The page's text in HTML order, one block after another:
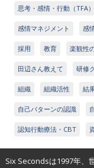
思考・感情・行動（TFA）
感情マネジメント 感
採用 教育 楽観性
田辺さん教えて 研修
組織 組織活性 結
自己パターンの認識
認知行動療法・CBT
Six Secondsは1997年、